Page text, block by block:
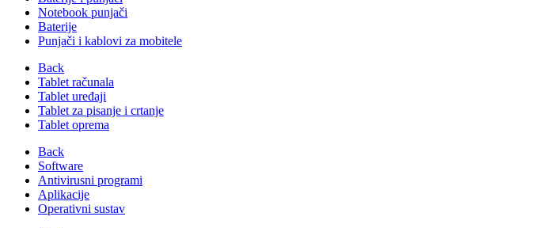
Notebook punjači
Baterije
Punjači i kablovi za mobitele
Back
Tablet računala
Tablet uređaji
Tablet za pisanje i crtanje
Tablet oprema
Back
Software
Antivirusni programi
Aplikacije
Operativni sustav